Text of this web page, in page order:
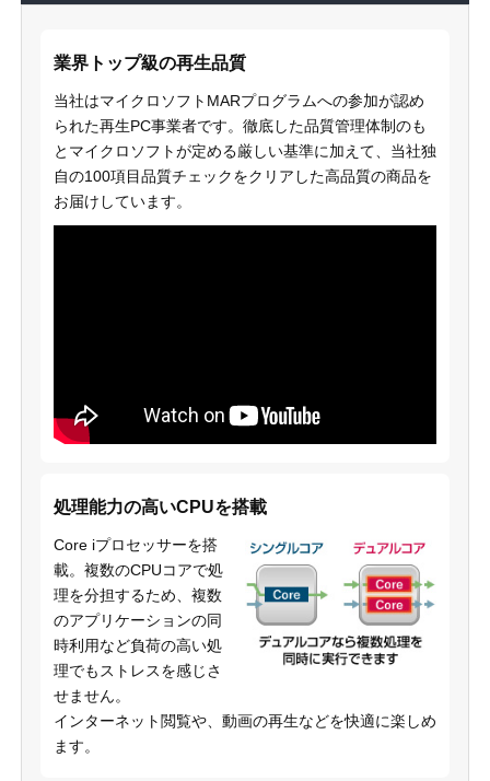
業界トップ級の再生品質
当社はマイクロソフトMARプログラムへの参加が認め
られた再生PC事業者です。徹底した品質管理体制のも
とマイクロソフトが定める厳しい基準に加えて、当社独
自の100項目品質チェックをクリアした高品質の商品を
お届けしています。
処理能力の高いCPUを搭載
Core iプロセッサーを搭
載。複数のCPUコアで処
理を分担するため、複数
のアプリケーションの同
時利用など負荷の高い処
理でもストレスを感じさ
せません。
インターネット閲覧や、動画の再生などを快適に楽しめ
ます。